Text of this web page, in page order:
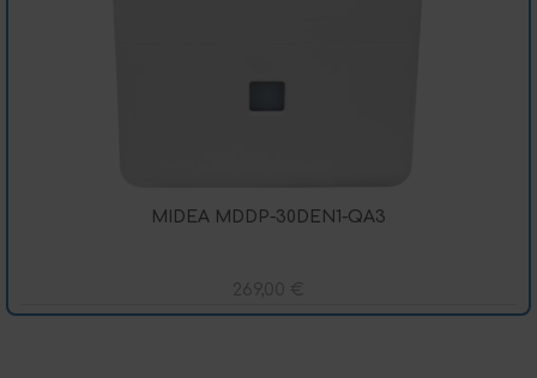
MIDEA MDDP-30DEN1-QA3
269,00 €